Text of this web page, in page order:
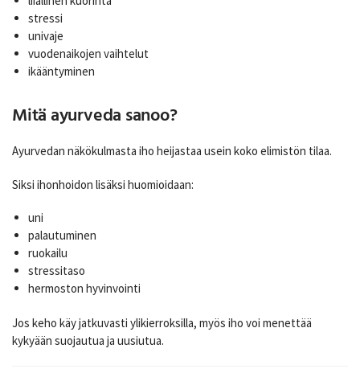
stressi
univaje
vuodenaikojen vaihtelut
ikääntyminen
Mitä ayurveda sanoo?
Ayurvedan näkökulmasta iho heijastaa usein koko elimistön tilaa.
Siksi ihonhoidon lisäksi huomioidaan:
uni
palautuminen
ruokailu
stressitaso
hermoston hyvinvointi
Jos keho käy jatkuvasti ylikierroksilla, myös iho voi menettää
kykyään suojautua ja uusiutua.